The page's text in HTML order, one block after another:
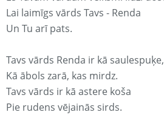
Lai laimīgs vārds Tavs - Renda
Un Tu arī pats.
Tavs vārds Renda ir kā saulespuķe,
Kā ābols zarā, kas mirdz.
Tavs vārds ir kā astere koša
Pie rudens vējainās sirds.